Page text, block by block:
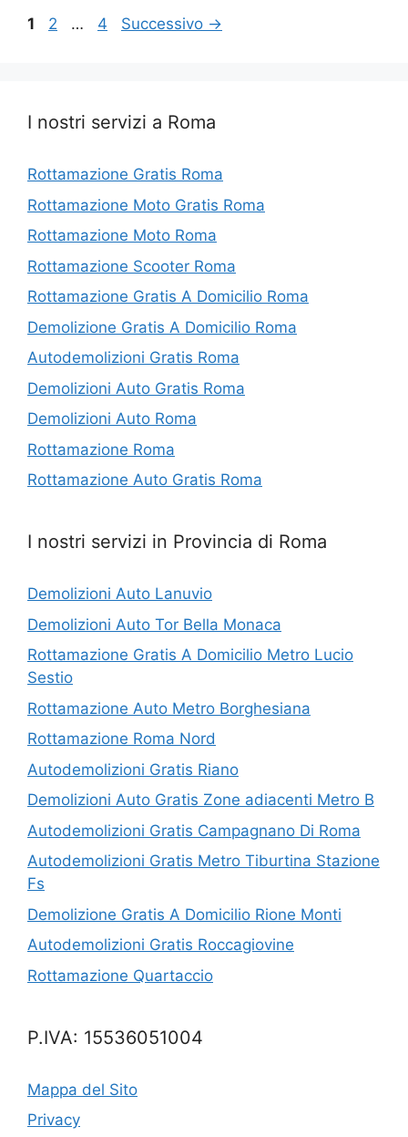
Pagina
1 Pagina
2 … Pagina
4 Successivo →
I nostri servizi a Roma
Rottamazione Gratis Roma
Rottamazione Moto Gratis Roma
Rottamazione Moto Roma
Rottamazione Scooter Roma
Rottamazione Gratis A Domicilio Roma
Demolizione Gratis A Domicilio Roma
Autodemolizioni Gratis Roma
Demolizioni Auto Gratis Roma
Demolizioni Auto Roma
Rottamazione Roma
Rottamazione Auto Gratis Roma
I nostri servizi in Provincia di Roma
Demolizioni Auto Lanuvio
Demolizioni Auto Tor Bella Monaca
Rottamazione Gratis A Domicilio Metro Lucio
Sestio
Rottamazione Auto Metro Borghesiana
Rottamazione Roma Nord
Autodemolizioni Gratis Riano
Demolizioni Auto Gratis Zone adiacenti Metro B
Autodemolizioni Gratis Campagnano Di Roma
Autodemolizioni Gratis Metro Tiburtina Stazione
Fs
Demolizione Gratis A Domicilio Rione Monti
Autodemolizioni Gratis Roccagiovine
Rottamazione Quartaccio
P.IVA: 15536051004
Mappa del Sito
Privacy